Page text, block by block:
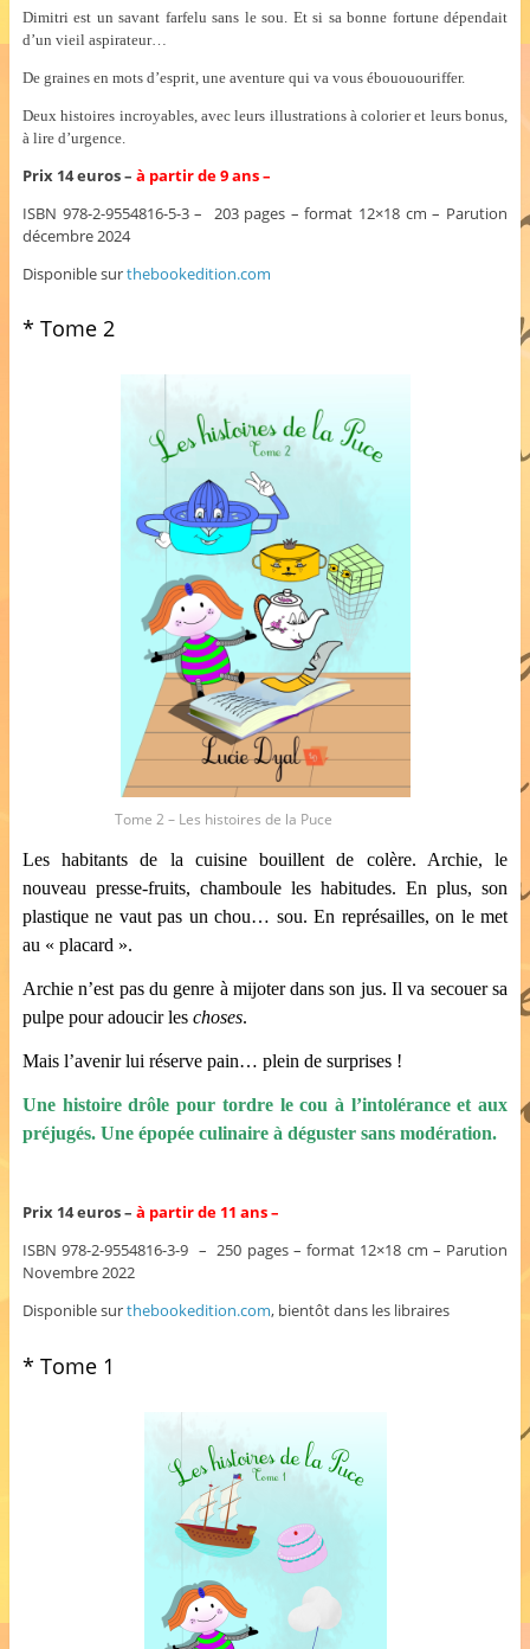
Dimitri est un savant farfelu sans le sou. Et si sa bonne fortune dépendait
d’un vieil aspirateur…
De graines en mots d’esprit, une aventure qui va vous ébouououriffer.
Deux histoires incroyables, avec leurs illustrations à colorier et leurs bonus,
à lire d’urgence.
Prix 14 euros – à partir de 9 ans –
ISBN 978-2-9554816-5-3 – 203 pages – format 12×18 cm – Parution
décembre 2024
Disponible surthebookedition.com
* Tome 2
Tome 2 – Les histoires de la Puce
Les habitants de la cuisine bouillent de colère. Archie, le
nouveau presse-fruits, chamboule les habitudes. En plus, son
plastique ne vaut pas un chou… sou. En représailles, on le met
au « placard ».
Archie n’est pas du genre à mijoter dans son jus. Il va secouer sa
pulpe pour adoucir les choses.
Mais l’avenir lui réserve pain… plein de surprises !
Une histoire drôle pour tordre le cou à l’intolérance et aux
préjugés. Une épopée culinaire à déguster sans modération.
Prix 14 euros – à partir de 11 ans –
ISBN 978-2-9554816-3-9 – 250 pages – format 12×18 cm – Parution
Novembre 2022
Disponible surthebookedition.com, bientôt dans les libraires
* Tome 1